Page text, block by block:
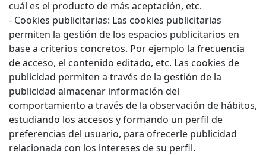
cuál es el producto de más aceptación, etc.
- Cookies publicitarias: Las cookies publicitarias
permiten la gestión de los espacios publicitarios en
base a criterios concretos. Por ejemplo la frecuencia
de acceso, el contenido editado, etc. Las cookies de
publicidad permiten a través de la gestión de la
publicidad almacenar información del
comportamiento a través de la observación de hábitos,
estudiando los accesos y formando un perfil de
preferencias del usuario, para ofrecerle publicidad
relacionada con los intereses de su perfil.